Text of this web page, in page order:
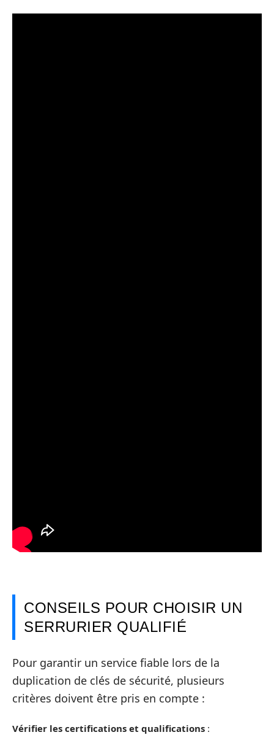
CONSEILS POUR CHOISIR UN
SERRURIER QUALIFIÉ
Pour garantir un service fiable lors de la
duplication de clés de sécurité, plusieurs
critères doivent être pris en compte :
Vérifier les certifications et qualifications :